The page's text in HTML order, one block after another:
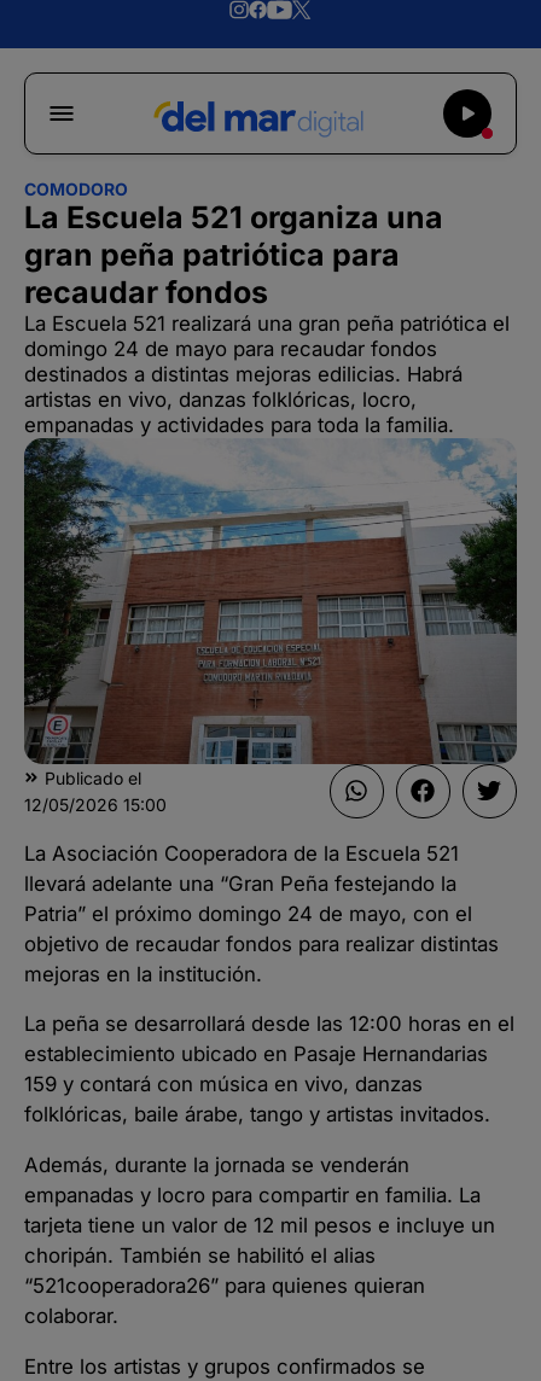
COMODORO
La Escuela 521 organiza una
gran peña patriótica para
recaudar fondos
La Escuela 521 realizará una gran peña patriótica el
domingo 24 de mayo para recaudar fondos
destinados a distintas mejoras edilicias. Habrá
artistas en vivo, danzas folklóricas, locro,
empanadas y actividades para toda la familia.
Publicado el
12/05/2026 15:00
La Asociación Cooperadora de la Escuela 521
llevará adelante una “Gran Peña festejando la
Patria” el próximo domingo 24 de mayo, con el
objetivo de recaudar fondos para realizar distintas
mejoras en la institución.
La peña se desarrollará desde las 12:00 horas en el
establecimiento ubicado en Pasaje Hernandarias
159 y contará con música en vivo, danzas
folklóricas, baile árabe, tango y artistas invitados.
Además, durante la jornada se venderán
empanadas y locro para compartir en familia. La
tarjeta tiene un valor de 12 mil pesos e incluye un
choripán. También se habilitó el alias
“521cooperadora26” para quienes quieran
colaborar.
Entre los artistas y grupos confirmados se